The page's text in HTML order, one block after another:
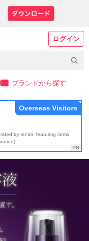
ログイン
ブランドから探す
by tenso, featuring items
Overseas Visitors